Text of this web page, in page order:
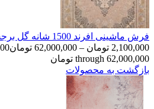
فرش ماشینی افرند 1500 شانه گل برجسته زمینه بژ کد 55022
2,100,000 تومان –
62,000,000 تومان
through 62,000,000 تومان
بازگشت به محصولات